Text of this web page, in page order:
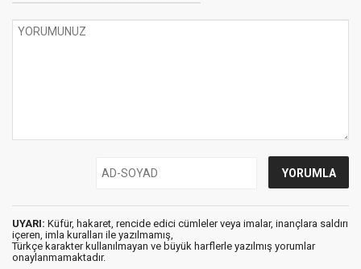
UYARI: Küfür, hakaret, rencide edici cümleler veya imalar, inançlara saldırı
içeren, imla kuralları ile yazılmamış,
Türkçe karakter kullanılmayan ve büyük harflerle yazılmış yorumlar
onaylanmamaktadır.